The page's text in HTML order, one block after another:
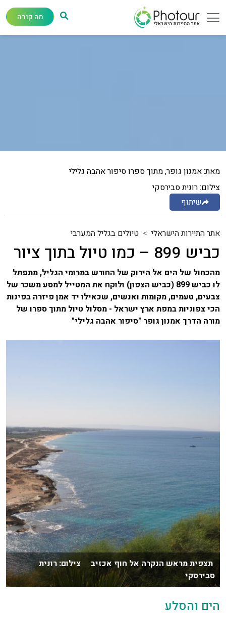
מה קורה
מאת: אמנון גופר, מתוך ספרו סיפור אהבה גלילי
צילום: רונית סבירסקי
שיתוף
אתר התיירות הישראלי טיולים בגליל המערבי
כביש 899 – כמו טיול בתוך ציור
מהכחול של הים אל הירוק של החורש במרומי הגליל, מתפתל
לו כביש 899 (כביש הצפון) ולוקח את המטייל למסע משכר של
צבעים, טעמים, מקומות ואנשים, שכאילו יד אמן פיזרה בפינות
הכי צפוניות במפת ארץ ישראל - מסלול טיול מתוך ספרו של
מורה הדרך אמנון גופר "סיפור אהבה גלילי"
תצפית מראש הנקרה אל חוף אכזיב צילום: רונית
סבירסקי
הים והסלע